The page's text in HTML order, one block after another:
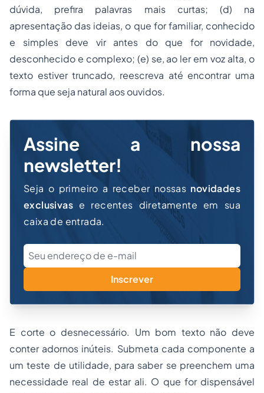
dúvida, prefira palavras mais curtas; (d) na
apresentação das ideias, o que for familiar, conhecido
e simples deve vir antes do que for novidade,
desconhecido e complexo; (e) se, ao ler em voz alta, o
texto estiver truncado, reescreva até encontrar uma
forma que seja natural aos ouvidos.
Assine a nossa
newsletter!
Seja o primeiro a receber nossas novidades
exclusivas e recentes diretamente em sua
caixa de entrada.
Inscrever
E corte o desnecessário. Um bom texto não deve
conter adornos inúteis. Submeta cada componente a
um teste de utilidade, para saber se preenchem uma
necessidade real de estar ali. O que for dispensável